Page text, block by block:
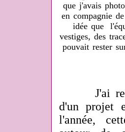
que j'avais
en compagnie
idée que
vestiges, des
pouvait rester
J'ai
d'un projet
l'année,